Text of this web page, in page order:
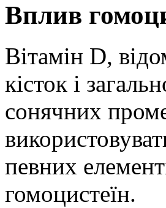
Вплив
Вітамін D,
кісток і
сонячних
певних
гомоцистеїн.